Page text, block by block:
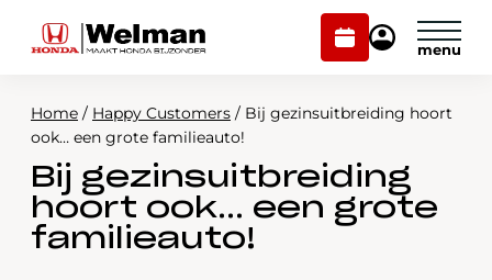
Plan
onderhoud
Mijn
Modellen
Voorraad
Onderhoud en service
Plan onderhoud
Mijn Honda Welman
Home / Happy Customers / Bij gezinsuitbreiding hoort
ook… een grote familieauto!
Bij gezinsuitbreiding
hoort ook… een grote
familieauto!